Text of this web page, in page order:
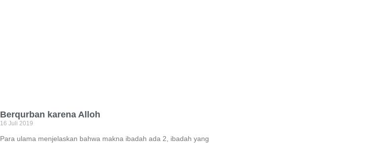
Berqurban karena Alloh
16 Juli 2019
Para ulama menjelaskan bahwa makna ibadah ada 2, ibadah yang